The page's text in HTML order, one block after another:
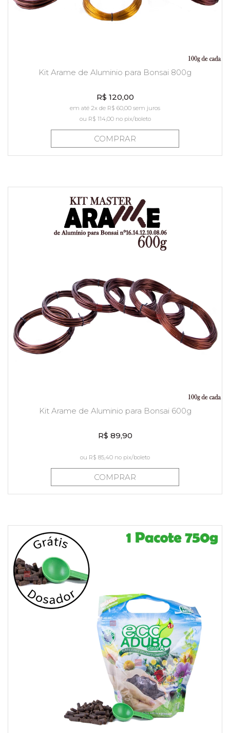
Kit Arame de Aluminio para Bonsai 800g
R$ 120,00
em até 2x de R$ 60,00 sem juros
ou R$ 114,00no pix/boleto
COMPRAR
Kit Arame de Aluminio para Bonsai 600g
R$ 89,90
ou R$ 85,40 no pix/boleto
COMPRAR